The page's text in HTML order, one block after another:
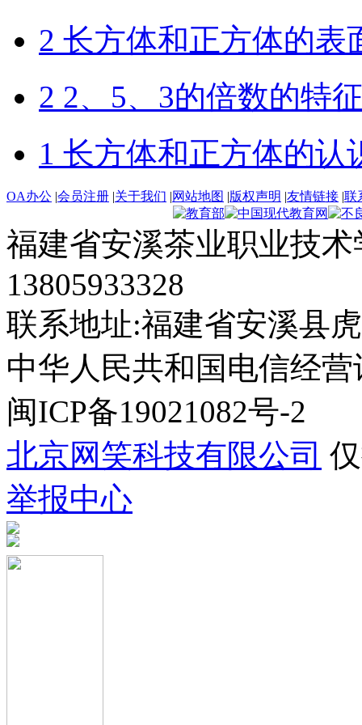
2 长方体和正方体的表
2 2、5、3的倍数的特
1 长方体和正方体的认
OA办公 |会员注册 |关于我们 |网站地图 |版权声明 |友情链接 |联
福建省安溪茶业职业技
13805933328
联系地址:福建省安溪县
中华人民共和国电信经营
闽ICP备19021082号-2
北京网笑科技有限公司
举报中心